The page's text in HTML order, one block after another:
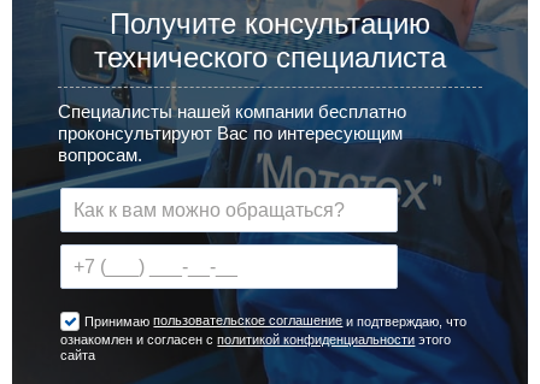
Получите консультацию
технического специалиста
Специалисты нашей компании бесплатно
проконсультируют Вас по интересующим
вопросам.
Принимаюпользовательское соглашение и подтверждаю, что
ознакомлен и согласен сполитикой конфиденциальности этого
сайта